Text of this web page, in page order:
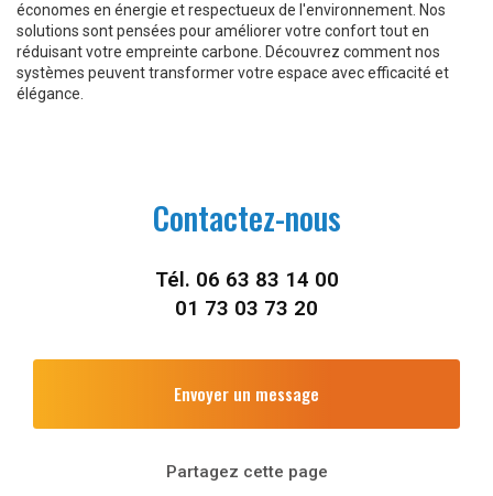
économes en énergie et respectueux de l'environnement. Nos
solutions sont pensées pour améliorer votre confort tout en
réduisant votre empreinte carbone. Découvrez comment nos
systèmes peuvent transformer votre espace avec efficacité et
élégance.
Contactez-nous
Tél. 06 63 83 14 00
01 73 03 73 20
Envoyer un message
Partagez cette page